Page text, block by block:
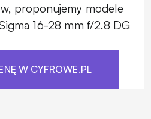
proponujemy modele
16-28 mm f/2.8 DG
W CYFROWE.PL